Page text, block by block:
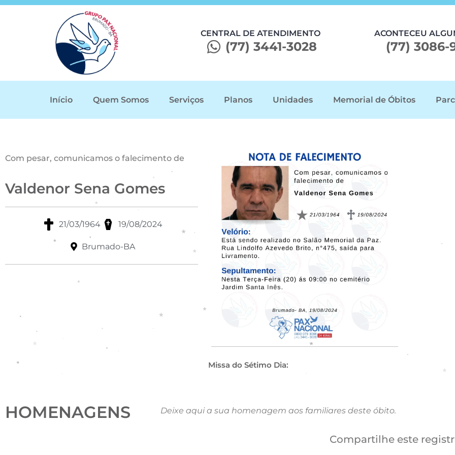
CENTRAL DE ATENDIMENTO
(77) 3441-3028
ACONTECEU
(77) 3086-
Início Quem Somos Serviços Planos Unidades Memorial de Óbitos
Com pesar, comunicamos o falecimento de
Valdenor Sena Gomes
21/03/1964 19/08/2024
Brumado-BA
Missa do Sétimo Dia:
HOMENAGENS Deixe aqui a sua homenagem aos familiares deste óbito.
Compartilhe este